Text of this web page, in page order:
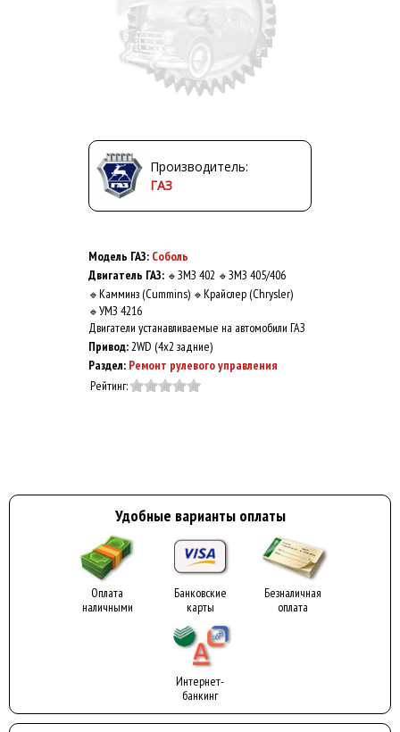
Производитель:
ГАЗ
Модель ГАЗ: Соболь
Двигатель ГАЗ: 🔹 ЗМЗ 402 🔹 ЗМЗ 405/406
🔹 Камминз (Cummins) 🔹 Крайслер (Chrysler)
🔹 УМЗ 4216
Двигатели устанавливаемые на автомобили ГАЗ
Привод:2WD (4x2 задние)
Раздел: Ремонт рулевого управления
Рейтинг:
Удобные варианты оплаты
Оплата
наличными
Банковские
карты
Безналичная
оплата
Интернет-
банкинг